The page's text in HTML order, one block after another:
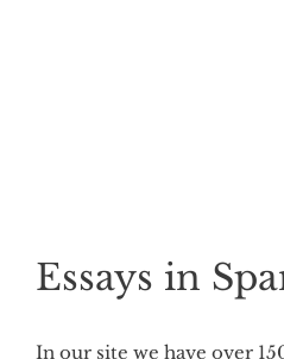
Essays in
In our site we have over